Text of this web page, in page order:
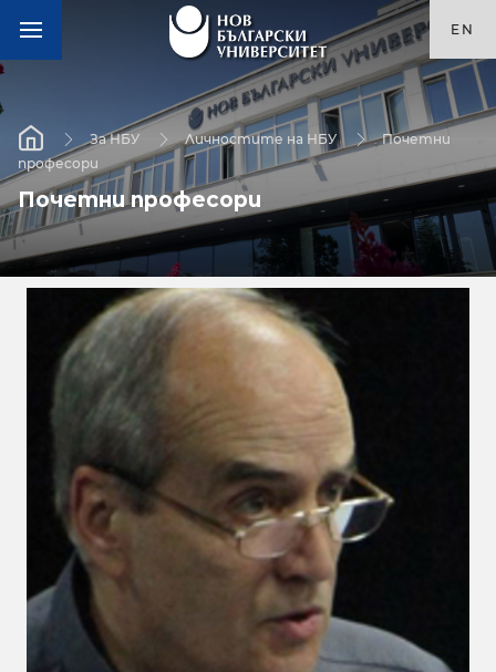
EN
За НБУ Личностите на НБУ
Почетни
професори
Почетни професори